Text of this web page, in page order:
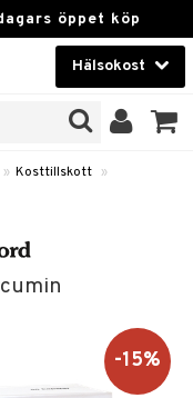
öppet köp
Hälsokost
» Kosttillskott »
-15%